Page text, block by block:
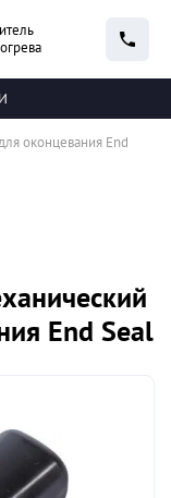
оконцевания End
End Seal